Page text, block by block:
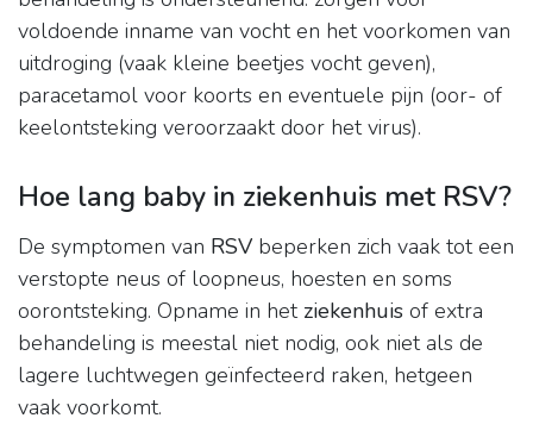
voldoende inname van vocht en het voorkomen van
uitdroging (vaak kleine beetjes vocht geven),
paracetamol voor koorts en eventuele pijn (oor- of
keelontsteking veroorzaakt door het virus).
Hoe lang baby in ziekenhuis met RSV?
De symptomen van RSV beperken zich vaak tot een
verstopte neus of loopneus, hoesten en soms
oorontsteking. Opname in het ziekenhuis of extra
behandeling is meestal niet nodig, ook niet als de
lagere luchtwegen geïnfecteerd raken, hetgeen
vaak voorkomt.